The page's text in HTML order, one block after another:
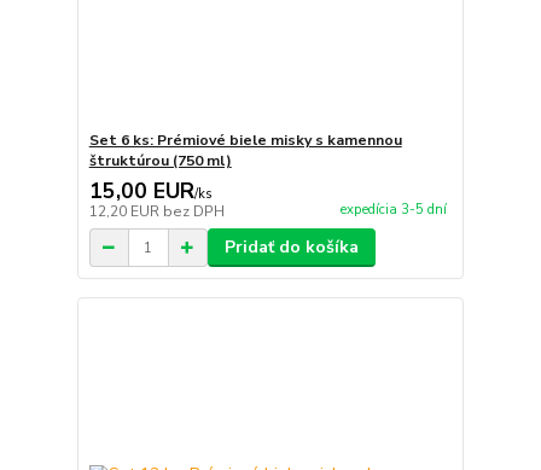
Set 6 ks: Prémiové biele misky s kamennou
štruktúrou (750 ml)
15,00 EUR/ks
12,20 EUR bez DPH expedícia 3-5 dní
Pridať do košíka